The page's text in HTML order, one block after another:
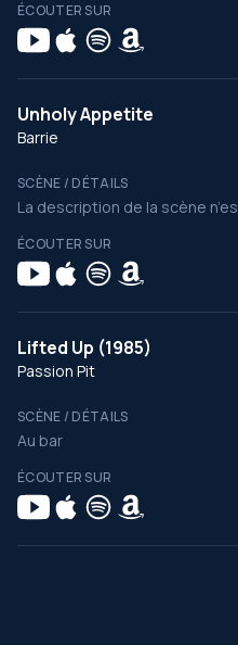
ÉCOUTER SUR
Unholy Appetite
Barrie
SCÈNE / DÉTAILS
La description de la scène
ÉCOUTER SUR
Lifted Up (1985)
Passion Pit
SCÈNE / DÉTAILS
Au bar
ÉCOUTER SUR